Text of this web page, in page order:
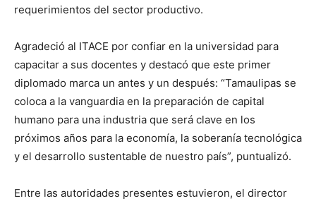
requerimientos del sector productivo.
Agradeció al ITACE por confiar en la universidad para
capacitar a sus docentes y destacó que este primer
diplomado marca un antes y un después: “Tamaulipas se
coloca a la vanguardia en la preparación de capital
humano para una industria que será clave en los
próximos años para la economía, la soberanía tecnológica
y el desarrollo sustentable de nuestro país”, puntualizó.
Entre las autoridades presentes estuvieron, el director